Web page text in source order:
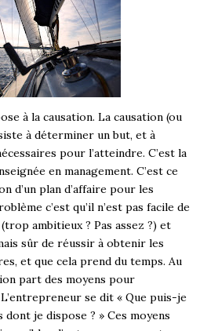
à la causation. La causation (ou
à déterminer un but, et à
pour l’atteindre. C’est la
en management. C’est ce
d’un plan d’affaire pour les
c’est qu’il n’est pas facile de
ambitieux ? Pas assez ?) et
sûr de réussir à obtenir les
et que cela prend du temps. Au
part des moyens pour
se dit « Que puis-je
dont je dispose ? » Ces moyens